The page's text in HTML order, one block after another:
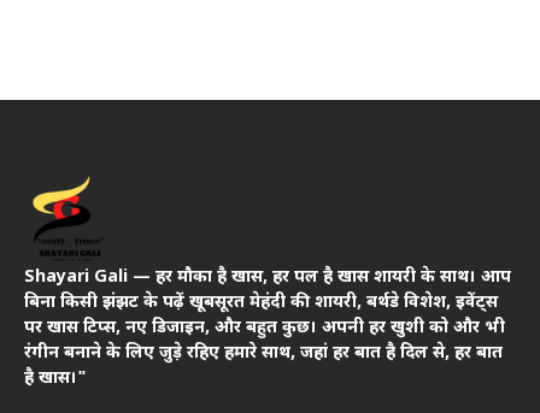
Shayari Gali — हर मौका है खास, हर पल है खास शायरी के साथ। आप
बिना किसी झंझट के पढ़ें खूबसूरत मेहंदी की शायरी, बर्थडे विशेश, इवेंट्स
पर खास टिप्स, नए डिजाइन, और बहुत कुछ। अपनी हर खुशी को और भी
रंगीन बनाने के लिए जुड़े रहिए हमारे साथ, जहां हर बात है दिल से, हर बात
है खास।"